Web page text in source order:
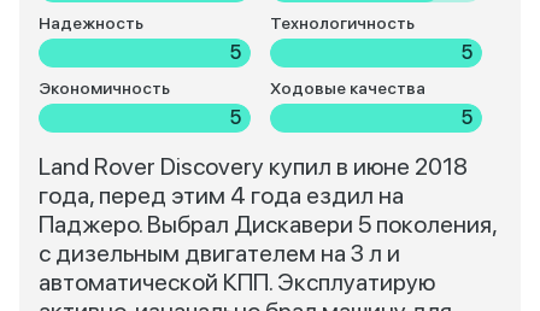
Надежность
5
Технологичность
5
Экономичность
5
Ходовые качества
5
Land Rover Discovery купил в июне 2018
года, перед этим 4 года ездил на
Паджеро. Выбрал Дискавери 5 поколения,
с дизельным двигателем на 3 л и
автоматической КПП. Эксплуатирую